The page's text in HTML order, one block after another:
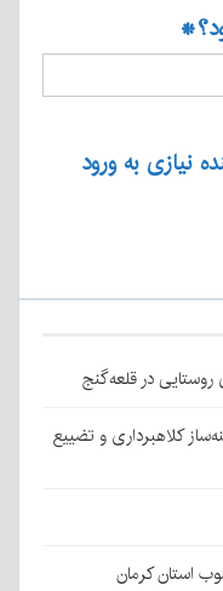
*
نیازی به ورود
کلاهبرداری و تضییع
استان کرمان